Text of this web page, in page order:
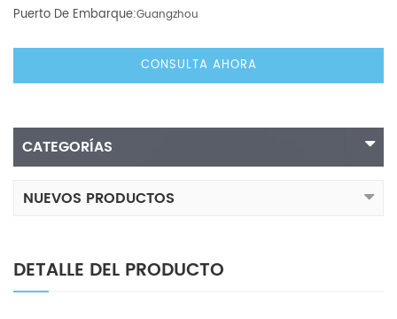
Puerto De Embarque:Guangzhou
CONSULTA AHORA
CATEGORÍAS
NUEVOS PRODUCTOS
DETALLE DEL PRODUCTO